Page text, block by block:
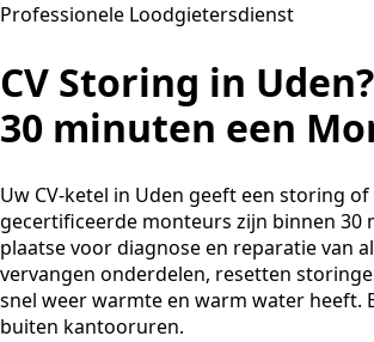
Professionele Loodgietersdienst
CV Storing in
30 minuten een
Uw CV-ketel in Uden geeft een storing
gecertificeerde monteurs zijn binnen 30
plaatse voor diagnose en reparatie van
vervangen onderdelen, resetten
snel weer warmte en warm water heeft.
buiten kantooruren.